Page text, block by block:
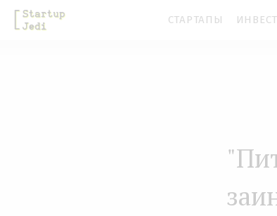
СТАРТАПЫ